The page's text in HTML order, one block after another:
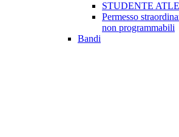
STUDENTE
Permesso
non programmabili
Bandi